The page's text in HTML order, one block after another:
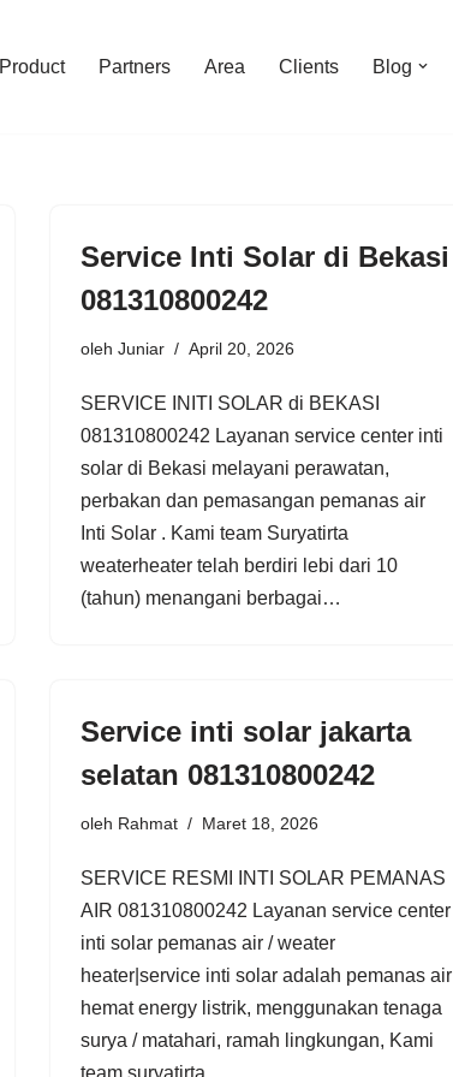
Product Partners Area Clients Blog
Service Inti Solar di Bekasi
081310800242
oleh Juniar April 20, 2026
SERVICE INITI SOLAR di BEKASI
081310800242 Layanan service center inti
solar di Bekasi melayani perawatan,
perbakan dan pemasangan pemanas air
Inti Solar . Kami team Suryatirta
weaterheater telah berdiri lebi dari 10
(tahun) menangani berbagai…
Service inti solar jakarta
selatan 081310800242
oleh Rahmat Maret 18, 2026
SERVICE RESMI INTI SOLAR PEMANAS
AIR 081310800242 Layanan service center
inti solar pemanas air / weater
heater|service inti solar adalah pemanas air
hemat energy listrik, menggunakan tenaga
surya / matahari, ramah lingkungan, Kami
team suryatirta…